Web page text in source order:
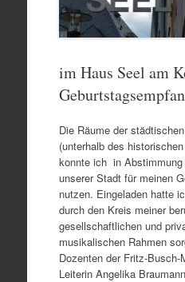
im Haus Seel am
Die Räume der
(unterhalb des
konnte ich in
unserer Stadt für meinen
nutzen. Eingeladen hatte
durch den Kreis meiner
gesellschaftlichen und
musikalischen Rahmen
Dozenten der Fritz-
Leiterin Angelika